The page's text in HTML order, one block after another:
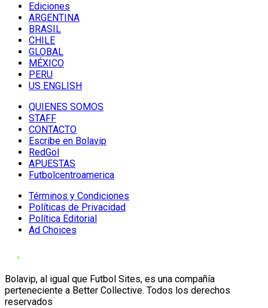
Ediciones
ARGENTINA
BRASIL
CHILE
GLOBAL
MÉXICO
PERU
US ENGLISH
QUIENES SOMOS
STAFF
CONTACTO
Escribe en Bolavip
RedGol
APUESTAS
Futbolcentroamerica
Términos y Condiciones
Políticas de Privacidad
Política Editorial
Ad Choices
Bolavip, al igual que Futbol Sites, es una compañía
perteneciente a Better Collective. Todos los derechos
reservados